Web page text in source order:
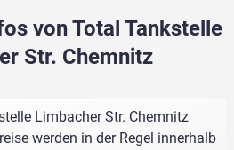
von Total Tankstelle
Str. Chemnitz
Limbacher Str. Chemnitz
werden in der Regel innerhalb